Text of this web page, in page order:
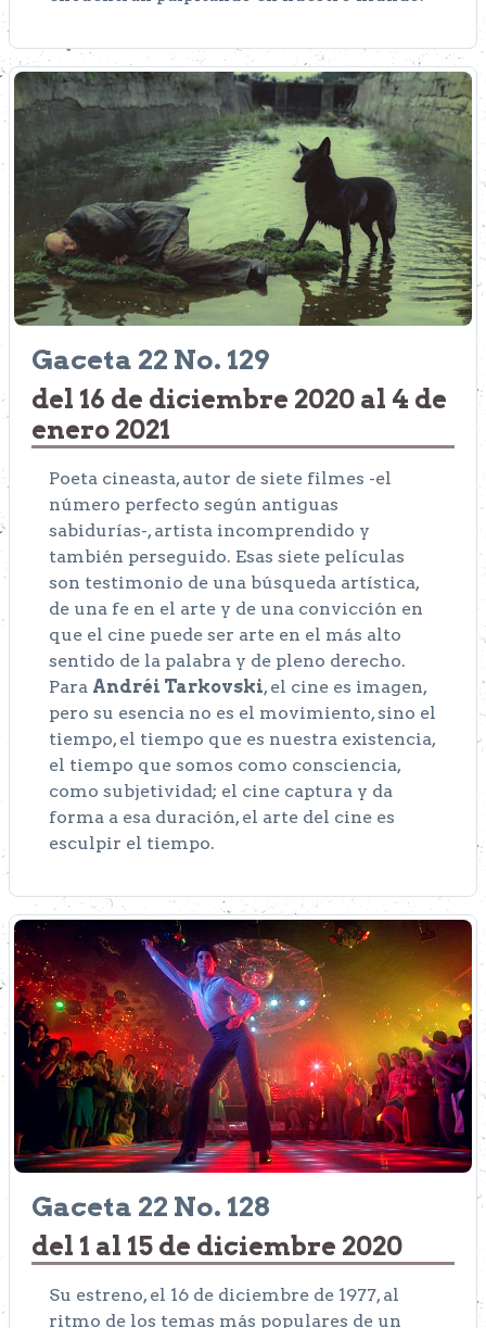
Gaceta 22 No. 129
del 16 de diciembre 2020 al 4 de
enero 2021
Poeta cineasta, autor de siete filmes -el
número perfecto según antiguas
sabidurías-, artista incomprendido y
también perseguido. Esas siete películas
son testimonio de una búsqueda artística,
de una fe en el arte y de una convicción en
que el cine puede ser arte en el más alto
sentido de la palabra y de pleno derecho.
Para Andréi Tarkovski, el cine es imagen,
pero su esencia no es el movimiento, sino el
tiempo, el tiempo que es nuestra existencia,
el tiempo que somos como consciencia,
como subjetividad; el cine captura y da
forma a esa duración, el arte del cine es
esculpir el tiempo.
Gaceta 22 No. 128
del 1 al 15 de diciembre 2020
Su estreno, el 16 de diciembre de 1977, al
ritmo de los temas más populares de un